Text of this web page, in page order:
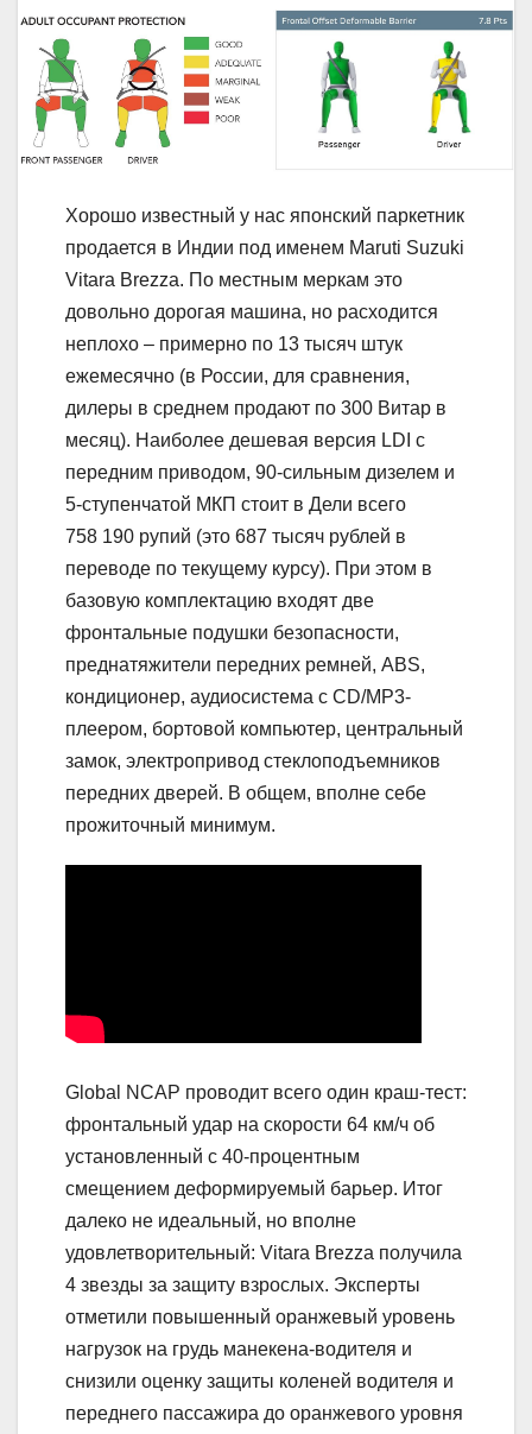
Хорошо известный у нас японский паркетник
продается в Индии под именем Maruti Suzuki
Vitara Brezza. По местным меркам это
довольно дорогая машина, но расходится
неплохо – примерно по 13 тысяч штук
ежемесячно (в России, для сравнения,
дилеры в среднем продают по 300 Витар в
месяц). Наиболее дешевая версия LDI с
передним приводом, 90-сильным дизелем и
5-ступенчатой МКП стоит в Дели всего
758 190 рупий (это 687 тысяч рублей в
переводе по текущему курсу). При этом в
базовую комплектацию входят две
фронтальные подушки безопасности,
преднатяжители передних ремней, ABS,
кондиционер, аудиосистема с CD/MP3-
плеером, бортовой компьютер, центральный
замок, электропривод стеклоподъемников
передних дверей. В общем, вполне себе
прожиточный минимум.
Global NCAP проводит всего один краш-тест:
фронтальный удар на скорости 64 км/ч об
установленный с 40-процентным
смещением деформируемый барьер. Итог
далеко не идеальный, но вполне
удовлетворительный: Vitara Brezza получила
4 звезды за защиту взрослых. Эксперты
отметили повышенный оранжевый уровень
нагрузок на грудь манекена-водителя и
снизили оценку защиты коленей водителя и
переднего пассажира до оранжевого уровня